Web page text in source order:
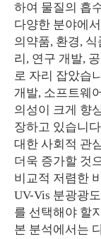
하여 물질의 흡
다양한 분야에
의약품, 환경,
리, 연구 개발,
로 자리 잡았습
개발, 소프트웨
의성이 크게 향
장하고 있습니
대한 사회적 관
더욱 증가할 것
비교적 저렴한
UV-Vis 분광광
를 선택해야 할
본 분석에서는